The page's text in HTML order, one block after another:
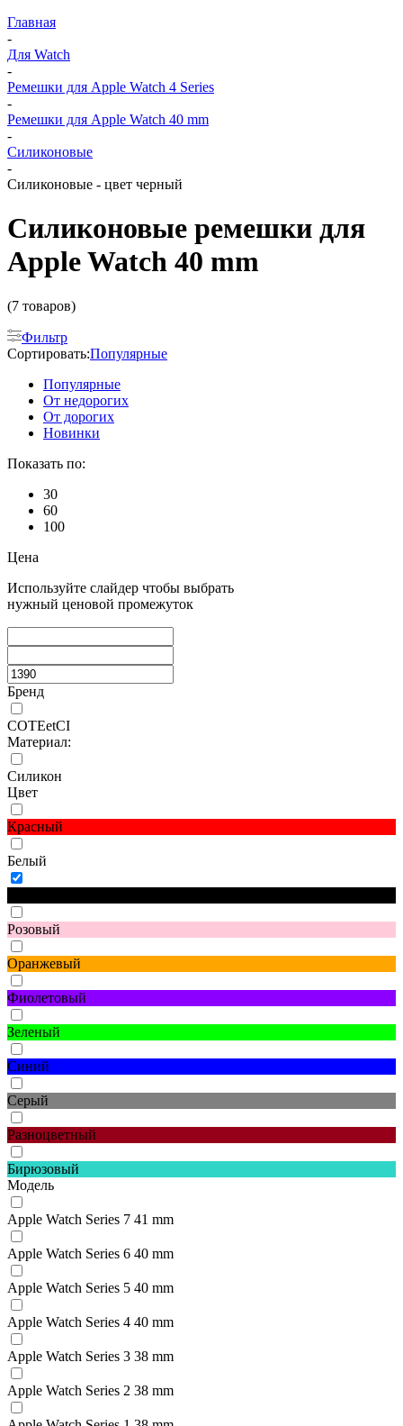
Главная
-
Для Watch
-
Ремешки для Apple Watch 4 Series
-
Ремешки для Apple Watch 40 mm
-
Силиконовые
-
Силиконовые - цвет черный
Силиконовые ремешки для
Apple Watch 40 mm
(7 товаров)
Фильтр
Сортировать:Популярные
Популярные
От недорогих
От дорогих
Новинки
Показать по:
30
60
100
Цена
Используйте слайдер чтобы выбрать
нужный ценовой промежуток
Бренд
COTEetCI
Материал:
Силикон
Цвет
Красный
Белый
Розовый
Оранжевый
Фиолетовый
Зеленый
Синий
Серый
Разноцветный
Бирюзовый
Модель
Apple Watch Series 7 41 mm
Apple Watch Series 6 40 mm
Apple Watch Series 5 40 mm
Apple Watch Series 4 40 mm
Apple Watch Series 3 38 mm
Apple Watch Series 2 38 mm